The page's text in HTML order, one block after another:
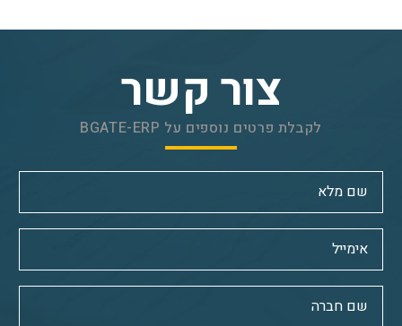
צור קשר
לקבלת פרטים נוספים על BGATE-ERP